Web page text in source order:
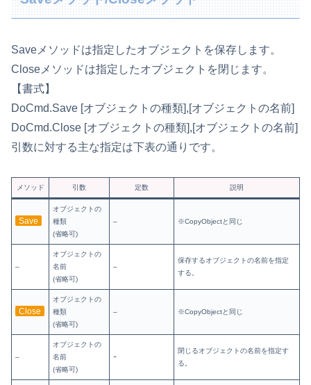
Saveメソッドは指定したオブジェクトを保存します。
Closeメソッドは指定したオブジェクトを閉じます。
【書式】
DoCmd.Save [オブジェクトの種類],[オブジェクトの名前]
DoCmd.Close [オブジェクトの種類],[オブジェクトの名前]
引数に対する主な指定は下表の通りです。
メソッド 引数 定数 説明
Save
オブジェクトの
種類
(省略可)
– ※CopyObjectと同じ
–
オブジェクトの
名前
(省略可)
–
保存するオブジェクトの名前を指定
する。
Close
オブジェクトの
種類
(省略可)
– ※CopyObjectと同じ
–
オブジェクトの
名前
(省略可)
ｰ
閉じるオブジェクトの名前を指定す
る。